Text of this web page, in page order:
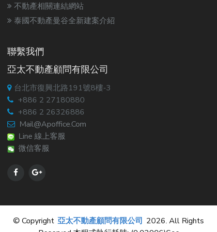
不動產相關連結網站
泰國不動產曼谷全新建案介紹
聯繫我們
亞太不動產顧問有限公司
台北市復興北路191號8樓-3
+886 2 27180880
+886 2 26326886
Mail@apoffice.com
Line 線上客服
微信客服
© Copyright 亞太不動產顧問有限公司 2026. All Rights